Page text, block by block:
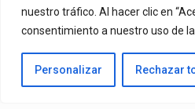
nuestro tráfico. Al hacer clic en
consentimiento a nuestro uso de
Personalizar Rechazar
Una De Las Canciones Más
Está Disponible En YouTube Y En